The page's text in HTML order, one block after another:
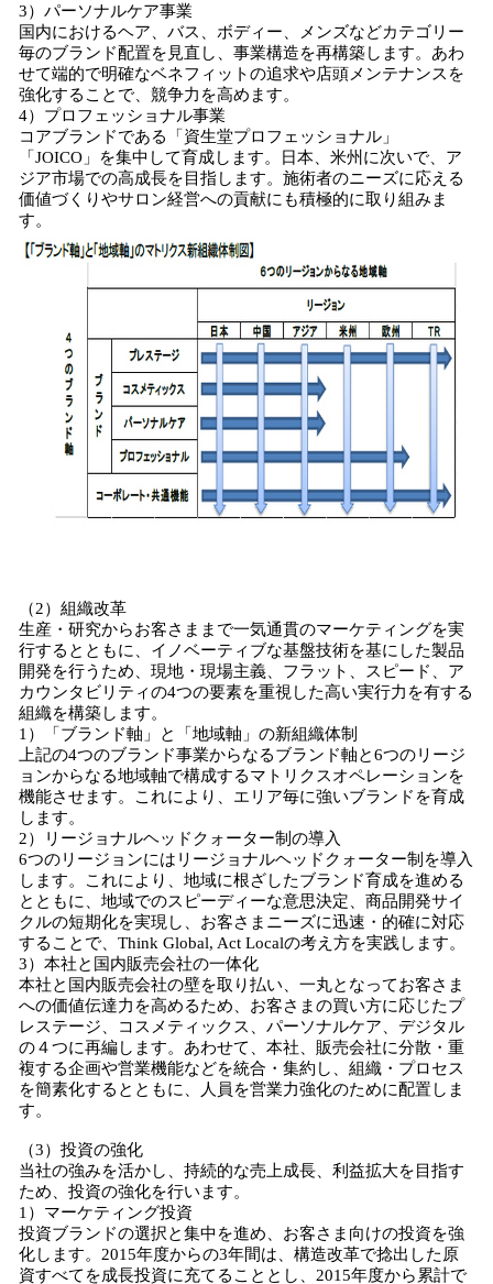
3）パーソナルケア事業
国内におけるヘア、バス、ボディー、メンズなどカテゴリー
毎のブランド配置を見直し、事業構造を再構築します。あわ
せて端的で明確なベネフィットの追求や店頭メンテナンスを
強化することで、競争力を高めます。
4）プロフェッショナル事業
コアブランドである「資生堂プロフェッショナル」
「JOICO」を集中して育成します。日本、米州に次いで、ア
ジア市場での高成長を目指します。施術者のニーズに応える
価値づくりやサロン経営への貢献にも積極的に取り組みま
す。
（2）組織改革
生産・研究からお客さままで一気通貫のマーケティングを実
行するとともに、イノベーティブな基盤技術を基にした製品
開発を行うため、現地・現場主義、フラット、スピード、ア
カウンタビリティの4つの要素を重視した高い実行力を有する
組織を構築します。
1）「ブランド軸」と「地域軸」の新組織体制
上記の4つのブランド事業からなるブランド軸と6つのリージ
ョンからなる地域軸で構成するマトリクスオペレーションを
機能させます。これにより、エリア毎に強いブランドを育成
します。
2）リージョナルヘッドクォーター制の導入
6つのリージョンにはリージョナルヘッドクォーター制を導入
します。これにより、地域に根ざしたブランド育成を進める
とともに、地域でのスピーディーな意思決定、商品開発サイ
クルの短期化を実現し、お客さまニーズに迅速・的確に対応
することで、Think Global, Act Localの考え方を実践します。
3）本社と国内販売会社の一体化
本社と国内販売会社の壁を取り払い、一丸となってお客さま
への価値伝達力を高めるため、お客さまの買い方に応じたプ
レステージ、コスメティックス、パーソナルケア、デジタル
の４つに再編します。あわせて、本社、販売会社に分散・重
複する企画や営業機能などを統合・集約し、組織・プロセス
を簡素化するとともに、人員を営業力強化のために配置しま
す。
（3）投資の強化
当社の強みを活かし、持続的な売上成長、利益拡大を目指す
ため、投資の強化を行います。
1）マーケティング投資
投資ブランドの選択と集中を進め、お客さま向けの投資を強
化します。2015年度からの3年間は、構造改革で捻出した原
資すべてを成長投資に充てることとし、2015年度から累計で